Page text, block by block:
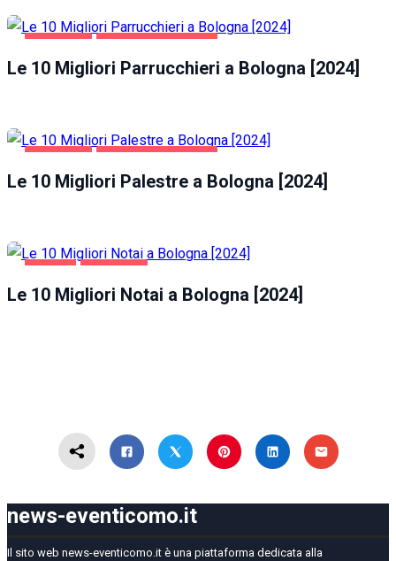
Le 10 Migliori Parrucchieri a Bologna [2024]
Le 10 Migliori Palestre a Bologna [2024]
Le 10 Migliori Notai a Bologna [2024]
news-eventicomo.it
Il sito web news-eventicomo.it è una piattaforma dedicata alla